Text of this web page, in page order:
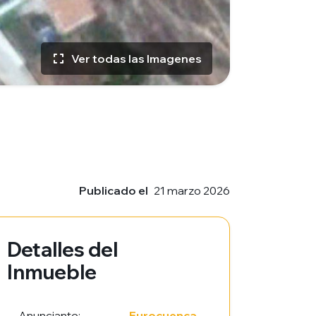
Ver todas las Imagenes
Publicado el 21 marzo 2026
Detalles del
Inmueble